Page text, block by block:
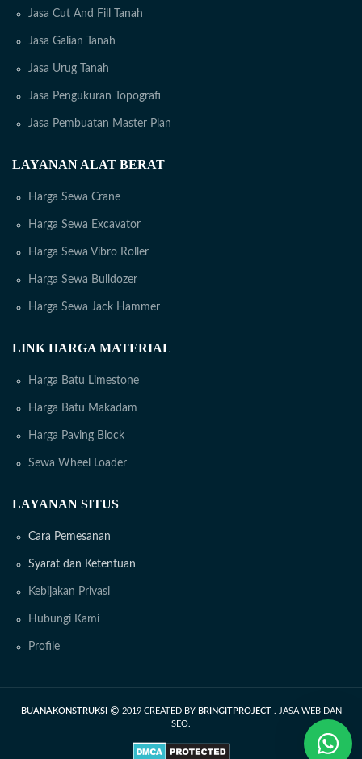
Jasa Cut And Fill Tanah
Jasa Galian Tanah
Jasa Urug Tanah
Jasa Pengukuran Topografi
Jasa Pembuatan Master Plan
LAYANAN ALAT BERAT
Harga Sewa Crane
Harga Sewa Excavator
Harga Sewa Vibro Roller
Harga Sewa Bulldozer
Harga Sewa Jack Hammer
LINK HARGA MATERIAL
Harga Batu Limestone
Harga Batu Makadam
Harga Paving Block
Sewa Wheel Loader
LAYANAN SITUS
Cara Pemesanan
Syarat dan Ketentuan
Kebijakan Privasi
Hubungi Kami
Profile
BUANAKONSTRUKSI 2019 CREATED BY BRINGITPROJECT
. JASA WEB DAN
SEO.